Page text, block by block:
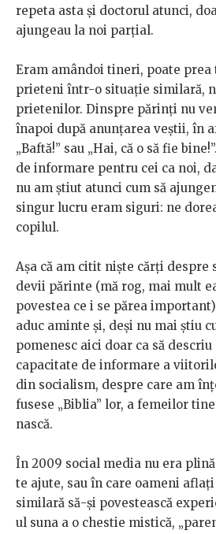
repeta asta și doctorul atunci,
ajungeau la noi parțial.
Eram amândoi tineri, poate prea
prieteni într-o situație similară,
prietenilor. Dinspre părinți nu
înapoi după anunțarea veștii, în
„Baftă!” sau „Hai, că o să fie
de informare pentru cei ca noi,
nu am știut atunci cum să
singur lucru eram siguri: ne
copilul.
Așa că am citit niște cărți despre
devii părinte (mă rog, mai mult
povestea ce i se părea
aduc aminte și, deși nu mai știu
pomenesc aici doar ca să
capacitate de informare a
din socialism, despre care am
fusese „Biblia” lor, a femeilor
nască.
În 2009 social media nu era
te ajute, sau în care oameni
similară să-și povestească
ul suna a o chestie mistică,